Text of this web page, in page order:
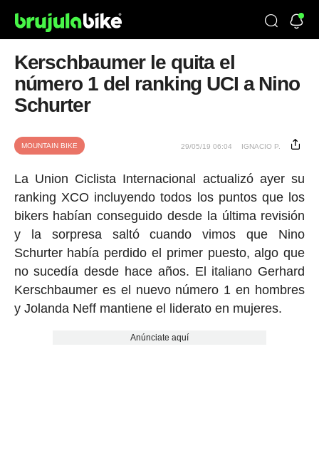
Kerschbaumer le quita el
número 1 del ranking UCI a Nino
Schurter
MOUNTAIN BIKE 29/05/19 06:04 IGNACIO P.
La Union Ciclista Internacional actualizó ayer su
ranking XCO incluyendo todos los puntos que los
bikers habían conseguido desde la última revisión
y la sorpresa saltó cuando vimos que Nino
Schurter había perdido el primer puesto, algo que
no sucedía desde hace años. El italiano Gerhard
Kerschbaumer es el nuevo número 1 en hombres
y Jolanda Neff mantiene el liderato en mujeres.
Anúnciate aquí